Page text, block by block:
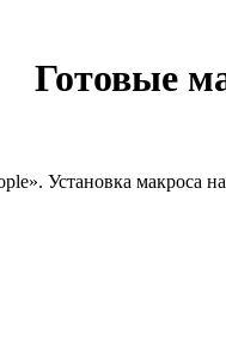
Готовые
Установка